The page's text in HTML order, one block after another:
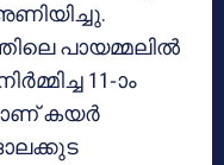
പായമ്മലില്‍
11-ാം
കയര്‍